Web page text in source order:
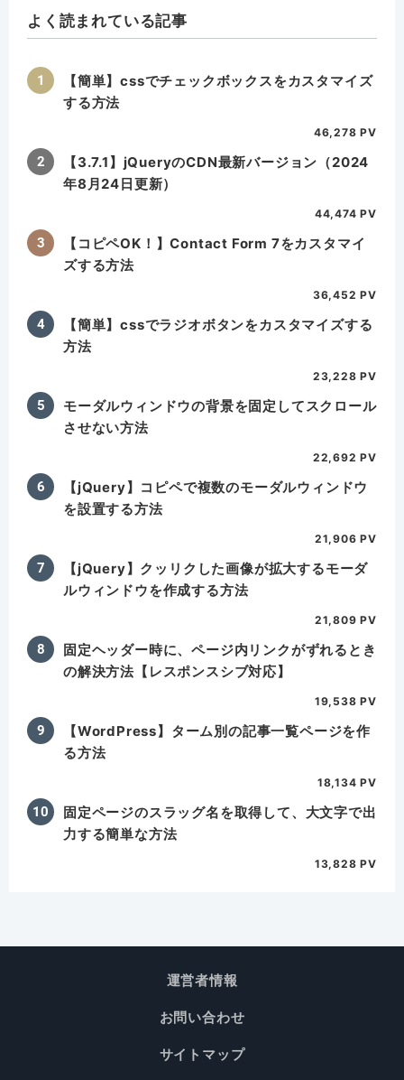
よく読まれている記事
【簡単】cssでチェックボックスをカスタマイズ
する方法
46,278 PV
【3.7.1】jQueryのCDN最新バージョン（2024
年8月24日更新）
44,474 PV
【コピペOK！】Contact Form 7をカスタマイ
ズする方法
36,452 PV
【簡単】cssでラジオボタンをカスタマイズする
方法
23,228 PV
モーダルウィンドウの背景を固定してスクロール
させない方法
22,692 PV
【jQuery】コピペで複数のモーダルウィンドウ
を設置する方法
21,906 PV
【jQuery】クッリクした画像が拡大するモーダ
ルウィンドウを作成する方法
21,809 PV
固定ヘッダー時に、ページ内リンクがずれるとき
の解決方法【レスポンスシブ対応】
19,538 PV
【WordPress】ターム別の記事一覧ページを作
る方法
18,134 PV
固定ページのスラッグ名を取得して、大文字で出
力する簡単な方法
13,828 PV
運営者情報
お問い合わせ
サイトマップ